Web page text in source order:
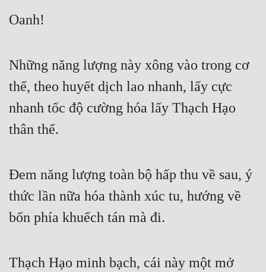
Oanh!
Những năng lượng này xông vào trong cơ
thể, theo huyết dịch lao nhanh, lấy cực
nhanh tốc độ cường hóa lấy Thạch Hạo
thân thể.
Đem năng lượng toàn bộ hấp thu về sau, ý
thức lần nữa hóa thành xúc tu, hướng về
bốn phía khuếch tán mà đi.
Thạch Hạo minh bạch, cái này một mở